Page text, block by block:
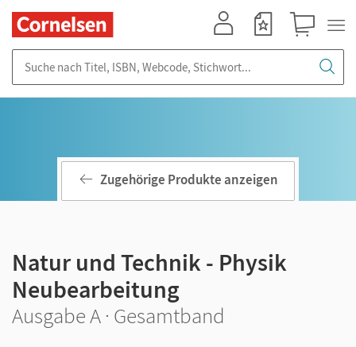
Zugehörige Produkte anzeigen
Natur und Technik - Physik
Neubearbeitung
Ausgabe A · Gesamtband